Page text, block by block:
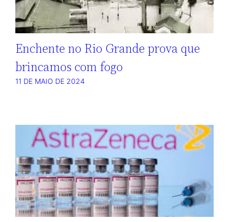
Enchente no Rio Grande prova que
brincamos com fogo
11 DE MAIO DE 2024